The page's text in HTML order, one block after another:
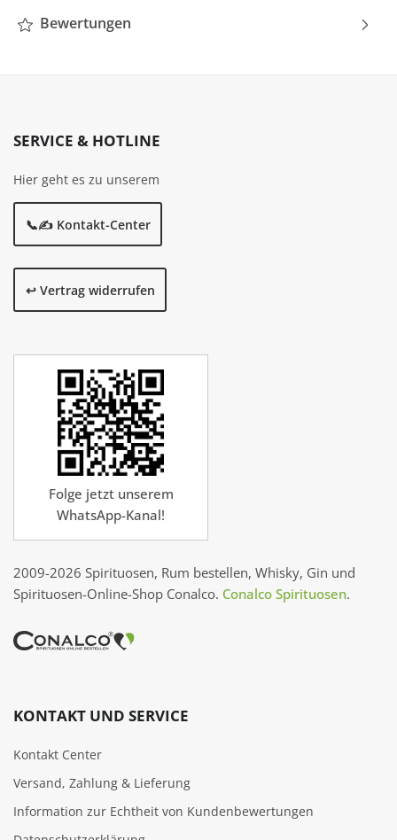
Bewertungen
SERVICE & HOTLINE
Hier geht es zu unserem
📞✍️ Kontakt-Center
↩️ Vertrag widerrufen
Folge jetzt unserem
WhatsApp-Kanal!
2009-2026 Spirituosen, Rum bestellen, Whisky, Gin und
Spirituosen-Online-Shop Conalco. Conalco Spirituosen.
KONTAKT UND SERVICE
Kontakt Center
Versand, Zahlung & Lieferung
Information zur Echtheit von Kundenbewertungen